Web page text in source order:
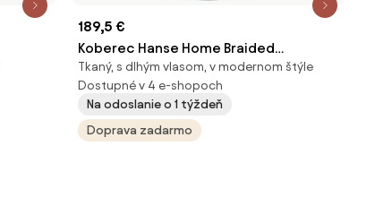
189,5 €
Koberec Hanse Home Braided
Trenzado tmavosivý kruh
Tkaný, s dlhým vlasom, v modernom štýle
Dostupné v 4 e-shopoch
Na odoslanie o 1 týždeň
Doprava zadarmo